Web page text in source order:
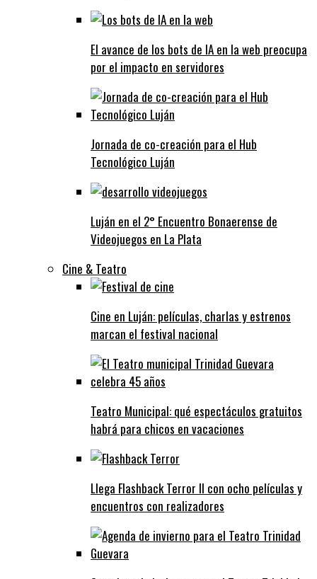
El avance de los bots de IA en la web preocupa
por el impacto en servidores
Jornada de co-creación para el Hub
Tecnológico Luján
Luján en el 2° Encuentro Bonaerense de
Videojuegos en La Plata
Cine & Teatro
Cine en Luján: películas, charlas y estrenos
marcan el festival nacional
Teatro Municipal: qué espectáculos gratuitos
habrá para chicos en vacaciones
Llega Flashback Terror II con ocho películas y
encuentros con realizadores